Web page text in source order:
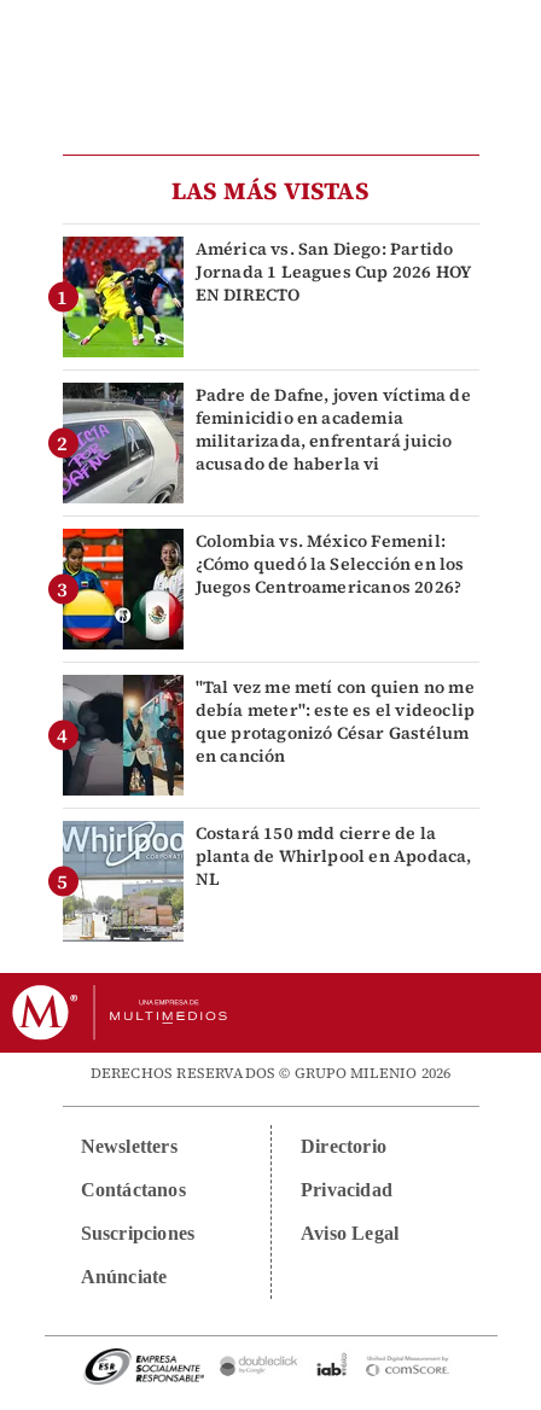
LAS MÁS VISTAS
América vs. San Diego: Partido
Jornada 1 Leagues Cup 2026 HOY
EN DIRECTO
Padre de Dafne, joven víctima de
feminicidio en academia
militarizada, enfrentará juicio
acusado de haberla vi
Colombia vs. México Femenil:
¿Cómo quedó la Selección en los
Juegos Centroamericanos 2026?
"Tal vez me metí con quien no me
debía meter": este es el videoclip
que protagonizó César Gastélum
en canción
Costará 150 mdd cierre de la
planta de Whirlpool en Apodaca,
NL
DERECHOS RESERVADOS © GRUPO MILENIO 2026
Newsletters
Contáctanos
Suscripciones
Anúnciate
Directorio
Privacidad
Aviso Legal